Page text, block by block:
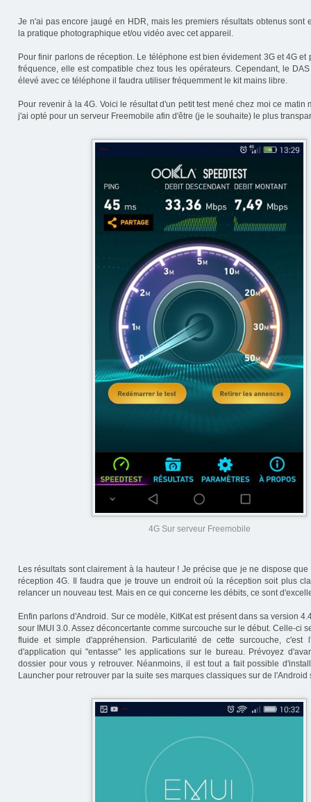
Je n'ai pas encore jaugé en HDR, mais les premiers résultats obtenus sont
la pratique photographique et/ou vidéo avec cet appareil.
Pour finir parlons de réception. Le téléphone est bien évidement 3G et 4G et
fréquence, elle est compatible chez tous les opérateurs. Cependant, le
élevé avec ce téléphone il faudra utiliser fréquemment le kit mains libre.
Pour revenir à la 4G. Voici le résultat d'un petit test mené chez moi ce matin
j'ai opté pour un serveur Freemobile afin d'être (je le souhaite) le plus
4G Sur serveur Freemobile
Les résultats sont clairement à la hauteur ! Je précise que je ne dispose
réception 4G. Il faudra que je trouve un endroit où la réception soit plus
relancer un nouveau test. Mais en ce qui concerne les débits, ce sont
Enfin parlons d'Android. Sur ce modèle, KitKat est présent dans sa version
sour IMUI 3.0. Assez déconcertante comme surcouche sur le début. Celle-ci
fluide et simple d'appréhension. Particularité de cette surcouche, c'est
d'application qui "entasse" les applications sur le bureau. Prévoyez
dossier pour vous y retrouver. Néanmoins, il est tout a fait possible
Launcher pour retrouver par la suite ses marques classiques sur de l'Android